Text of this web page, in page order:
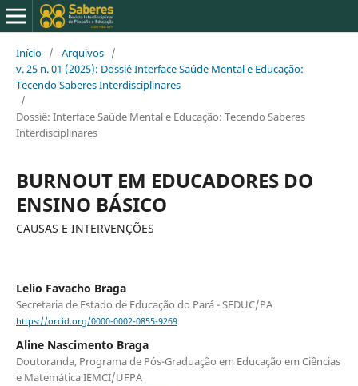
Início / Arquivos /
v. 25 n. 01 (2025): Dossiê Interface Saúde Mental e Educação:
Tecendo Saberes Interdisciplinares
/
Dossiê: Interface Saúde Mental e Educação: Tecendo Saberes
Interdisciplinares
BURNOUT EM EDUCADORES DO
ENSINO BÁSICO
CAUSAS E INTERVENÇÕES
Lelio Favacho Braga
Secretaria de Estado de Educação do Pará - SEDUC/PA
https://orcid.org/0000-0002-0855-9269
Aline Nascimento Braga
Doutoranda, Programa de Pós-Graduação em Educação em Ciências
e Matemática IEMCI/UFPA